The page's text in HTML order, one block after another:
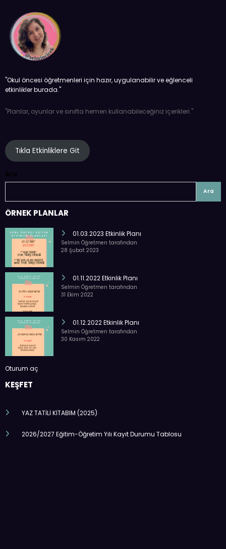
''Okul öncesi öğretmenleri için hazır, uygulanabilir ve eğlenceli
etkinlikler burada.''
''Planlar, oyunlar ve sınıfta hemen kullanabileceğiniz içerikleri.''
Tıkla Etkinliklere Git
Ara
Ara
ÖRNEK PLANLAR
01.03.2023 Etkinlik Planı
Selmin Öğretmen tarafından
28 Şubat 2023
01.11.2022 Etkinlik Planı
Selmin Öğretmen tarafından
31 Ekim 2022
01.12.2022 Etkinlik Planı
Selmin Öğretmen tarafından
30 Kasım 2022
Oturum aç
KEŞFET
YAZ TATİLİ KİTABIM (2025)
2026/2027 Eğitim-Öğretim Yılı Kayıt Durumu Tablosu